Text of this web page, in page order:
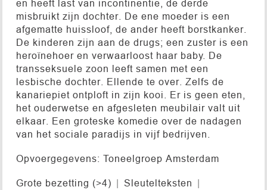
en heeft last van incontinentie, de derde
misbruikt zijn dochter. De ene moeder is een
afgematte huissloof, de ander heeft borstkanker.
De kinderen zijn aan de drugs; een zuster is een
heroïnehoer en verwaarloost haar baby. De
transseksuele zoon leeft samen met een
lesbische dochter. Ellende te over. Zelfs de
kanariepiet ontploft in zijn kooi. Er is geen eten,
het ouderwetse en afgesleten meubilair valt uit
elkaar. Een groteske komedie over de nadagen
van het sociale paradijs in vijf bedrijven.
Opvoergegevens: Toneelgroep Amsterdam
Grote bezetting (>4)
Sleutelteksten